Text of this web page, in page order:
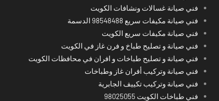
فني صيانة غسالات ونشافات الكويت
فني صيانة مكيفات سريع 98548488 الدسمة
فني صيانة مكيفات سريع الكويت
فني صيانة و تصليح طباخ و فرن غاز في الكويت
فني صيانة و تصليح طباخات و افران في محافظات الكويت
فني صيانة وتركيب أفران غاز وطباخات
فني صيانة وتركيب تكييف الجابرية
فني طباخات الكويت 98025055